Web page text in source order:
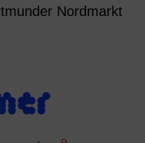
Nordmarkt